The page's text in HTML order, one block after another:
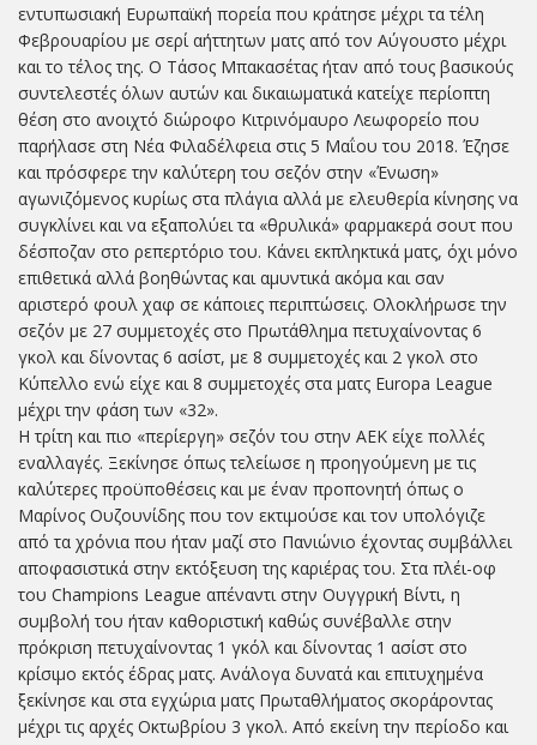
εντυπωσιακή Ευρωπαϊκή πορεία που κράτησε μέχρι τα τέλη
Φεβρουαρίου με σερί αήττητων ματς από τον Αύγουστο μέχρι
και το τέλος της. Ο Τάσος Μπακασέτας ήταν από τους βασικούς
συντελεστές όλων αυτών και δικαιωματικά κατείχε περίοπτη
θέση στο ανοιχτό διώροφο Κιτρινόμαυρο Λεωφορείο που
παρήλασε στη Νέα Φιλαδέλφεια στις 5 Μαΐου του 2018. Έζησε
και πρόσφερε την καλύτερη του σεζόν στην «Ένωση»
αγωνιζόμενος κυρίως στα πλάγια αλλά με ελευθερία κίνησης να
συγκλίνει και να εξαπολύει τα «θρυλικά» φαρμακερά σουτ που
δέσποζαν στο ρεπερτόριο του. Κάνει εκπληκτικά ματς, όχι μόνο
επιθετικά αλλά βοηθώντας και αμυντικά ακόμα και σαν
αριστερό φουλ χαφ σε κάποιες περιπτώσεις. Ολοκλήρωσε την
σεζόν με 27 συμμετοχές στο Πρωτάθλημα πετυχαίνοντας 6
γκολ και δίνοντας 6 ασίστ, με 8 συμμετοχές και 2 γκολ στο
Κύπελλο ενώ είχε και 8 συμμετοχές στα ματς Europa League
μέχρι την φάση των «32».
Η τρίτη και πιο «περίεργη» σεζόν του στην ΑΕΚ είχε πολλές
εναλλαγές. Ξεκίνησε όπως τελείωσε η προηγούμενη με τις
καλύτερες προϋποθέσεις και με έναν προπονητή όπως ο
Μαρίνος Ουζουνίδης που τον εκτιμούσε και τον υπολόγιζε
από τα χρόνια που ήταν μαζί στο Πανιώνιο έχοντας συμβάλλει
αποφασιστικά στην εκτόξευση της καριέρας του. Στα πλέι-οφ
του Champions League απέναντι στην Ουγγρική Βίντι, η
συμβολή του ήταν καθοριστική καθώς συνέβαλλε στην
πρόκριση πετυχαίνοντας 1 γκόλ και δίνοντας 1 ασίστ στο
κρίσιμο εκτός έδρας ματς. Ανάλογα δυνατά και επιτυχημένα
ξεκίνησε και στα εγχώρια ματς Πρωταθλήματος σκοράροντας
μέχρι τις αρχές Οκτωβρίου 3 γκολ. Από εκείνη την περίοδο και